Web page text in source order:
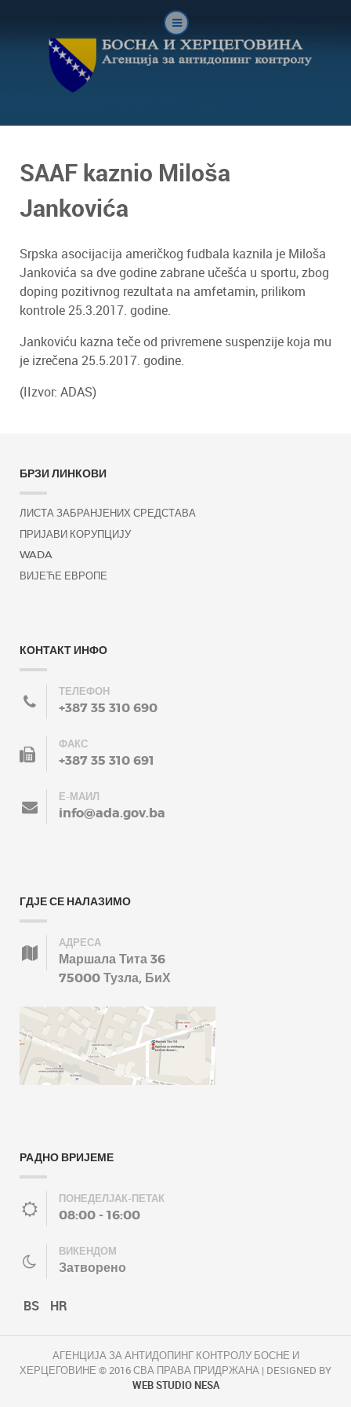
SAAF kaznio Miloša
Jankovića
Srpska asocijacija američkog fudbala kaznila je Miloša
Jankovića sa dve godine zabrane učešća u sportu, zbog
doping pozitivnog rezultata na amfetamin, prilikom
kontrole 25.3.2017. godine.
Jankoviću kazna teče od privremene suspenzije koja mu
je izrečena 25.5.2017. godine.
(IIzvor: ADAS)
БРЗИ ЛИНКОВИ
ЛИСТА ЗАБРАНЈЕНИХ СРЕДСТАВА
ПРИЈАВИ КОРУПЦИЈУ
WADA
ВИЈЕЋЕ ЕВРОПЕ
КОНТАКТ ИНФО
ТЕЛЕФОН
+387 35 310 690
ФАКС
+387 35 310 691
Е-МАИЛ
info@ada.gov.ba
ГДЈЕ СЕ НАЛАЗИМО
АДРЕСА
Маршала Тита 36
75000 Тузла, БиХ
РАДНО ВРИЈЕМЕ
ПОНЕДЕЛЈАК-ПЕТАК
08:00 - 16:00
ВИКЕНДОМ
Затворено
BS HR
АГЕНЦИЈА ЗА АНТИДОПИНГ КОНТРОЛУ БОСНЕ И
ХЕРЦЕГОВИНЕ © 2016 СВА ПРАВА ПРИДРЖАНА | DESIGNED BY
WEB STUDIO NESA